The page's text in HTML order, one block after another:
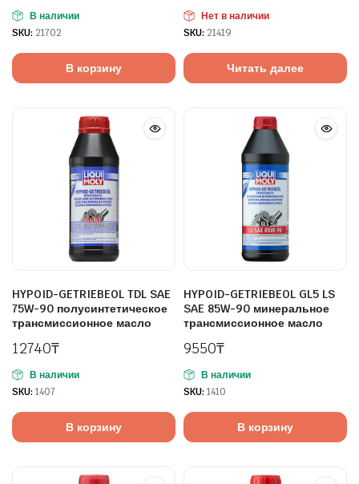
В наличии
SKU: 21702
В корзину
Нет в наличии
SKU: 21419
Читать далее
HYPOID-GETRIEBEOL TDL SAE
75W-90 полусинтетическое
трансмиссионное масло
12740₸
В наличии
SKU: 1407
В корзину
HYPOID-GETRIEBEOL GL5 LS
SAE 85W-90 минеральное
трансмиссионное масло
9550₸
В наличии
SKU: 1410
В корзину